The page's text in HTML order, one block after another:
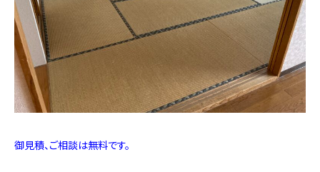
御見積、ご相談は無料です。